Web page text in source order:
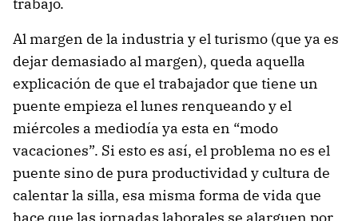
Al margen de la industria y el turismo (que ya es
dejar demasiado al margen), queda aquella
explicación de que el trabajador que tiene un
puente empieza el lunes renqueando y el
miércoles a mediodía ya esta en “modo
vacaciones”. Si esto es así, el problema no es el
puente sino de pura productividad y cultura de
calentar la silla, esa misma forma de vida que